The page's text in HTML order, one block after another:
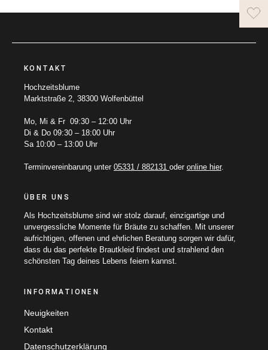
KONTAKT
Hochzeitsblume
Marktstraße 2, 38300 Wolfenbüttel
Mo, Mi & Fr 09:30 – 12:00 Uhr
Di & Do 09:30 – 18:00 Uhr
Sa 10:00 – 13:00 Uhr
Terminvereinbarung unter 05331 / 882131 oder online hier.
ÜBER UNS
Als Hochzeitsblume sind wir stolz darauf, einzigartige und
unvergessliche Momente für Bräute zu schaffen. Mit unserer
aufrichtigen, offenen und ehrlichen Beratung sorgen wir dafür,
dass du das perfekte Brautkleid findest und strahlend den
schönsten Tag deines Lebens feiern kannst.
INFORMATIONEN
Neuigkeiten
Kontakt
Datenschutzerklärung